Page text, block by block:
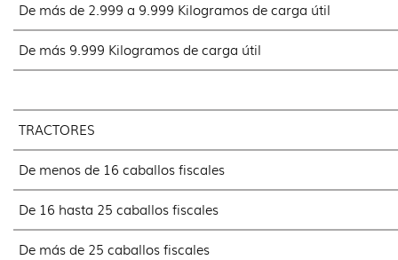
De más de 2.999 a 9.999 Kilogramos de carga útil
De más 9.999 Kilogramos de carga útil
TRACTORES
De menos de 16 caballos fiscales
De 16 hasta 25 caballos fiscales
De más de 25 caballos fiscales